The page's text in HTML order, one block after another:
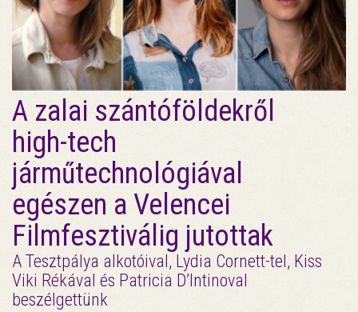
A zalai szántóföldekről
high-tech
járműtechnológiával
egészen a Velencei
Filmfesztiválig jutottak
A Tesztpálya alkotóival, Lydia Cornett-tel, Kiss
Viki Rékával és Patricia D’Intinoval
beszélgettünk